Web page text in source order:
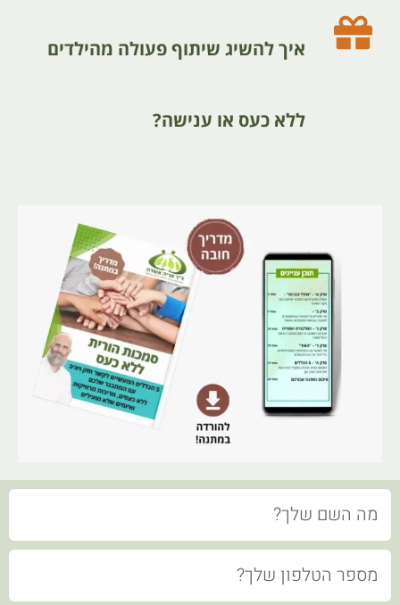
איך להשיג שיתוף פעולה מהילדים
ללא כעס או ענישה?